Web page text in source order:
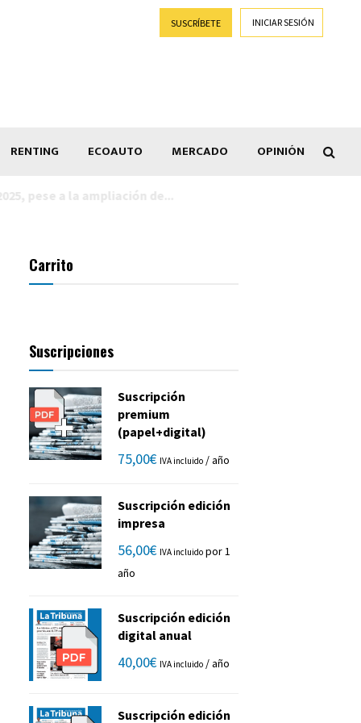
SUSCRÍBETE INICIAR SESIÓN
RENTING ECOAUTO MERCADO OPINIÓN
Carrito
Suscripciones
Suscripción
premium
(papel+digital)
75,00€ IVA incluido / año
Suscripción edición
impresa
56,00€ IVA incluido por 1
año
Suscripción edición
digital anual
40,00€ IVA incluido / año
Suscripción edición